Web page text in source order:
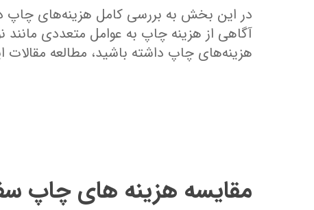
در این بخش به بررسی کامل هزینه‌های چاپ
آگاهی از هزینه چاپ به عوامل متعددی
هزینه‌های چاپ داشته باشید، مطالعه
مقایسه هزینه ‌های چاپ